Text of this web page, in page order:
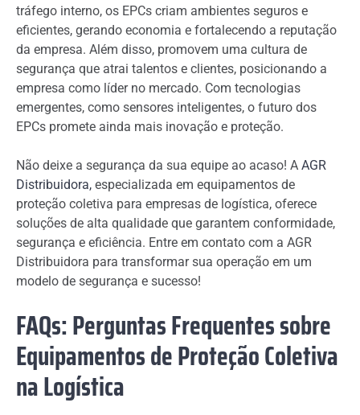
tráfego interno, os EPCs criam ambientes seguros e
eficientes, gerando economia e fortalecendo a reputação
da empresa. Além disso, promovem uma cultura de
segurança que atrai talentos e clientes, posicionando a
empresa como líder no mercado. Com tecnologias
emergentes, como sensores inteligentes, o futuro dos
EPCs promete ainda mais inovação e proteção.
Não deixe a segurança da sua equipe ao acaso! A AGR
Distribuidora, especializada em equipamentos de
proteção coletiva para empresas de logística, oferece
soluções de alta qualidade que garantem conformidade,
segurança e eficiência. Entre em contato com a AGR
Distribuidora para transformar sua operação em um
modelo de segurança e sucesso!
FAQs: Perguntas Frequentes sobre
Equipamentos de Proteção Coletiva
na Logística